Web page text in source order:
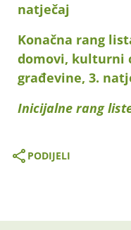
natječaj
Konačna rang
domovi, kulturni
građevine, 3.
Inicijalne rang
PODIJELI